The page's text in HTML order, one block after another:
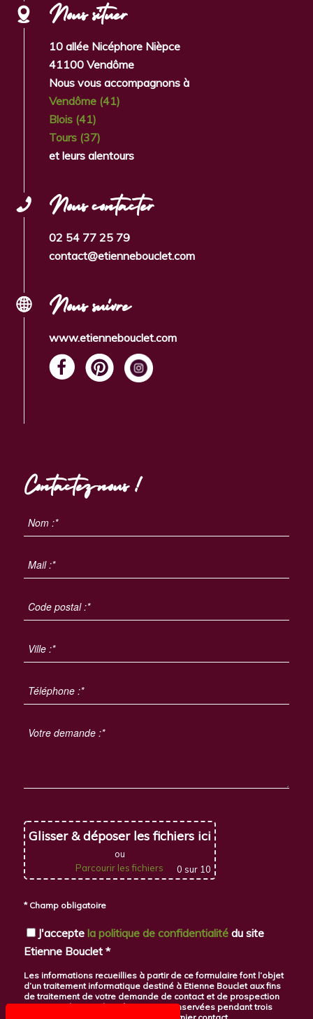
Nous situer
10 allée Nicéphore Nièpce
41100 Vendôme
Nous vous accompagnons à
Vendôme (41)
Blois (41)
Tours (37)
et leurs alentours
Nous contacter
02 54 77 25 79
contact@etiennebouclet.com
Nous suivre
www.etiennebouclet.com
Contactez-nous !
Glisser & déposer les fichiers ici
ou
Parcourir les fichiers
0 sur 10
* Champ obligatoire
J'accepte la politique de confidentialitédu site
Etienne Bouclet *
Les informations recueillies à partir de ce formulaire font l’objet
d’un traitement informatique destiné à Etienne Bouclet aux fins
de traitement de votre demande de contact et de prospection
commerciale. Ces données seront conservées pendant trois